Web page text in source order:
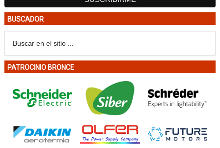
BUSCADOR
PATROCINIO BRONCE